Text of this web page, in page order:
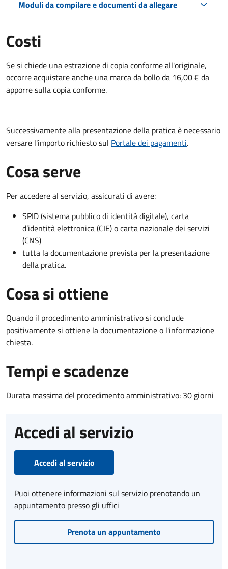
Moduli da compilare e documenti da allegare
Costi
Se si chiede una estrazione di copia conforme all'originale,
occorre acquistare anche una marca da bollo da 16,00 € da
apporre sulla copia conforme.
Successivamente alla presentazione della pratica è necessario
versare l'importo richiesto sul Portale dei pagamenti.
Cosa serve
Per accedere al servizio, assicurati di avere:
SPID (sistema pubblico di identità digitale), carta
d’identità elettronica (CIE) o carta nazionale dei servizi
(CNS)
tutta la documentazione prevista per la presentazione
della pratica.
Cosa si ottiene
Quando il procedimento amministrativo si conclude
positivamente si ottiene la documentazione o l'informazione
chiesta.
Tempi e scadenze
Durata massima del procedimento amministrativo: 30 giorni
Accedi al servizio
Accedi al servizio
Puoi ottenere informazioni sul servizio prenotando un
appuntamento presso gli uffici
Prenota un appuntamento